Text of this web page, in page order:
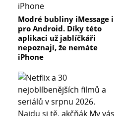
Modré bubliny iMessage i
pro Android. Díky této
aplikaci už jablíčkáři
nepoznají, že nemáte
iPhone